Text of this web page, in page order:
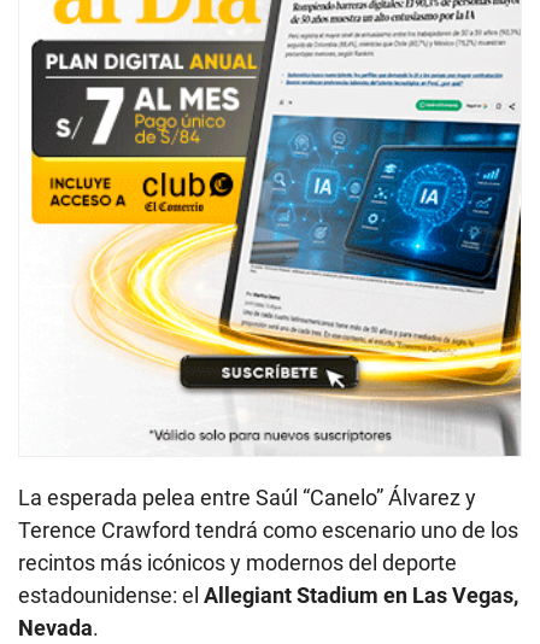
La esperada pelea entre Saúl “Canelo” Álvarez y
Terence Crawford tendrá como escenario uno de los
recintos más icónicos y modernos del deporte
estadounidense: el Allegiant Stadium en Las Vegas,
Nevada.